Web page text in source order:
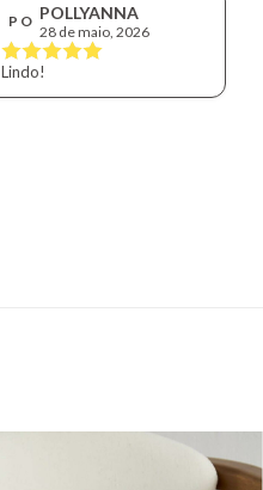
P O POLLYANNA
28 de maio, 2026
Lindo!